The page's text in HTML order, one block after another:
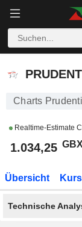
PRUDENTIAL
Charts
Realtime-Estimate
1.034,25 GBX
Übersicht
Technische